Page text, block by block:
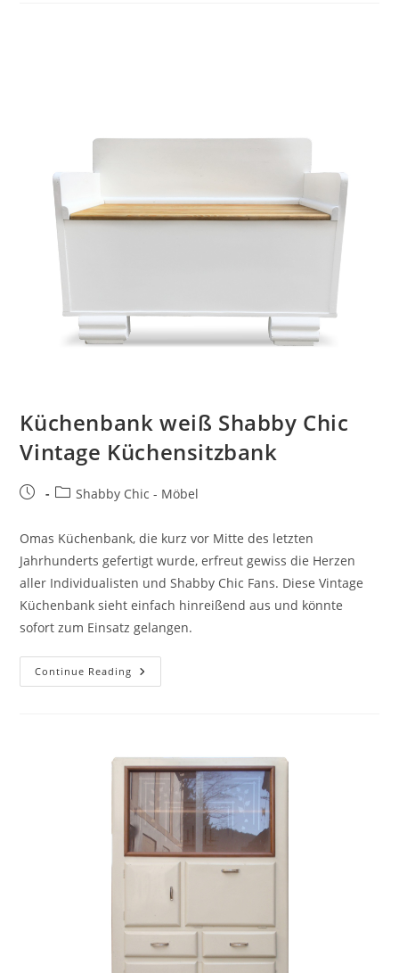
Küchenbank weiß Shabby Chic
Vintage Küchensitzbank
Shabby Chic - Möbel
Omas Küchenbank, die kurz vor Mitte des letzten
Jahrhunderts gefertigt wurde, erfreut gewiss die Herzen
aller Individualisten und Shabby Chic Fans. Diese Vintage
Küchenbank sieht einfach hinreißend aus und könnte
sofort zum Einsatz gelangen.
Continue Reading